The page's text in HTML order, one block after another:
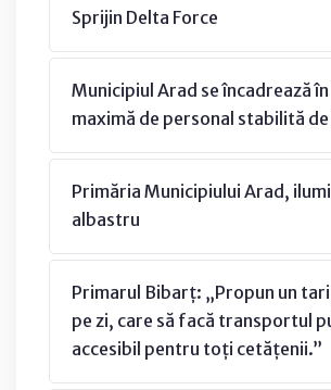
Sprijin Delta Force
Municipiul Arad se încadrează
maximă de personal stabilită
Primăria Municipiului Arad,
albastru
Primarul Bibarț: „Propun un
pe zi, care să facă transportul
accesibil pentru toți cetățenii.”